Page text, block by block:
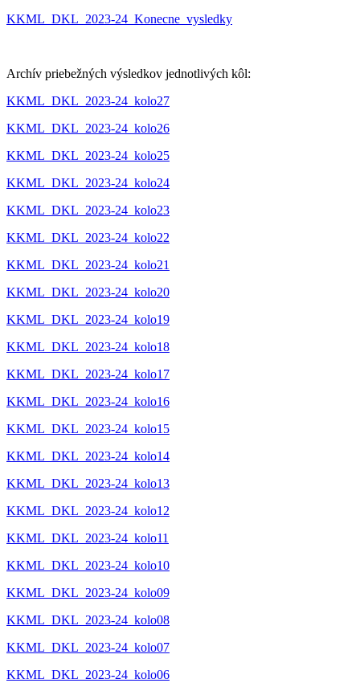
KKML_DKL_2023-24_Konecne_vysledky
Archív priebežných výsledkov jednotlivých kôl:
KKML_DKL_2023-24_kolo27
KKML_DKL_2023-24_kolo26
KKML_DKL_2023-24_kolo25
KKML_DKL_2023-24_kolo24
KKML_DKL_2023-24_kolo23
KKML_DKL_2023-24_kolo22
KKML_DKL_2023-24_kolo21
KKML_DKL_2023-24_kolo20
KKML_DKL_2023-24_kolo19
KKML_DKL_2023-24_kolo18
KKML_DKL_2023-24_kolo17
KKML_DKL_2023-24_kolo16
KKML_DKL_2023-24_kolo15
KKML_DKL_2023-24_kolo14
KKML_DKL_2023-24_kolo13
KKML_DKL_2023-24_kolo12
KKML_DKL_2023-24_kolo11
KKML_DKL_2023-24_kolo10
KKML_DKL_2023-24_kolo09
KKML_DKL_2023-24_kolo08
KKML_DKL_2023-24_kolo07
KKML_DKL_2023-24_kolo06